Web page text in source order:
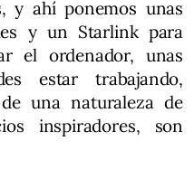
y ahí ponemos unas
y un Starlink para
el ordenador, unas
estar trabajando,
una naturaleza de
inspiradores, son